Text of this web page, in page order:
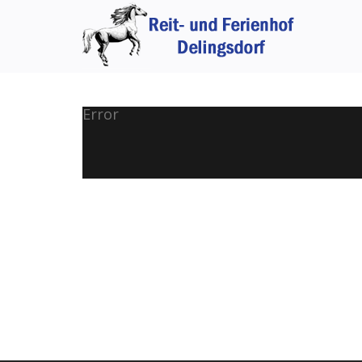
Error